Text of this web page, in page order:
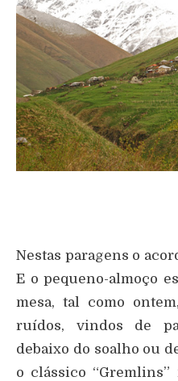
Nestas paragens o
E o pequeno-almoço
mesa, tal como
ruídos, vindos de
debaixo do soalho ou
o clássico